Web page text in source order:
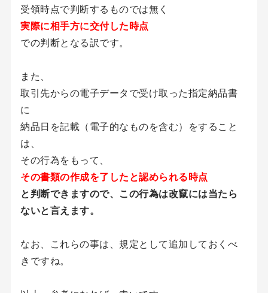
受領時点で判断するものでは無く
実際に相手方に交付した時点
での判断となる訳です。
また、
取引先からの電子データで受け取った指定納品書
に
納品日を記載（電子的なものを含む）をすること
は、
その行為をもって、
その書類の作成を了したと認められる時点
と判断できますので、この行為は改竄には当たら
ないと言えます。
なお、これらの事は、規定として追加しておくべ
きですね。